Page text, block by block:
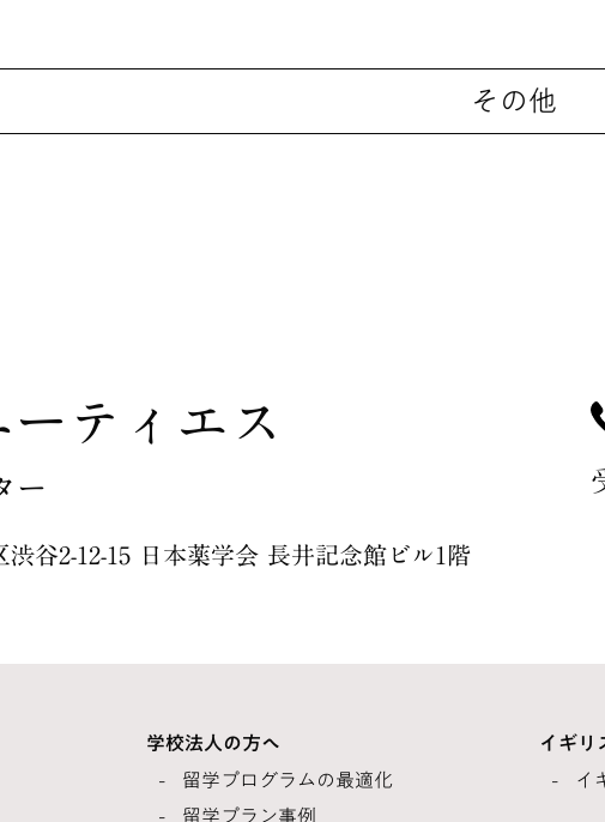
その他
ティエス
ー
渋谷2-12-15 日本薬学会 長井記念館ビル1階
学校法人の方へ
留学プログラムの最適化
留学プラン事例
イギリ
イ